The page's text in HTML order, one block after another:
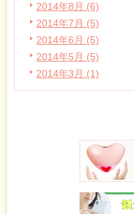
2014年8月 (6)
2014年7月 (5)
2014年6月 (5)
2014年5月 (5)
2014年3月 (1)